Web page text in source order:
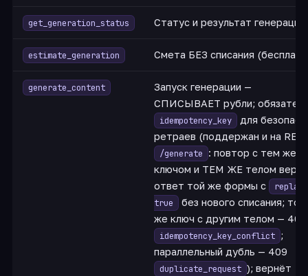
get_generation_status Статус и результат генерации
estimate_generation Смета БЕЗ списания
generate_content
Запуск генерации —
СПИСЫВАЕТ рубли;
idempotency_key
для
ретраев (поддержан и на
/generate : повтор с тем же
ключом и ТЕМ ЖЕ телом
ответ той же формы с
true
без нового списания; тот
же ключ с другим телом — 409
idempotency_key_conflict ;
параллельный дубль — 409
duplicate_request ); вернёт